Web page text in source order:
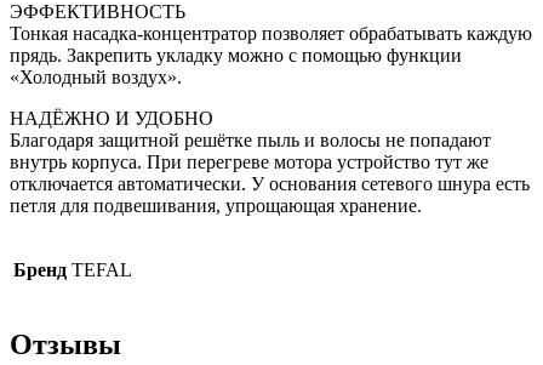
ЭФФЕКТИВНОСТЬ
Тонкая насадка-концентратор позволяет обрабатывать каждую
прядь. Закрепить укладку можно с помощью функции
«Холодный воздух».
НАДЁЖНО И УДОБНО
Благодаря защитной решётке пыль и волосы не попадают
внутрь корпуса. При перегреве мотора устройство тут же
отключается автоматически. У основания сетевого шнура есть
петля для подвешивания, упрощающая хранение.
Бренд TEFAL
Отзывы